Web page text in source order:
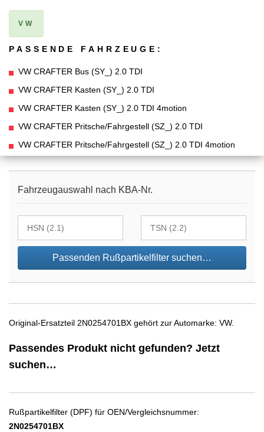
VW
PASSENDE FAHRZEUGE:
VW CRAFTER Bus (SY_) 2.0 TDI
VW CRAFTER Kasten (SY_) 2.0 TDI
VW CRAFTER Kasten (SY_) 2.0 TDI 4motion
VW CRAFTER Pritsche/Fahrgestell (SZ_) 2.0 TDI
VW CRAFTER Pritsche/Fahrgestell (SZ_) 2.0 TDI 4motion
Fahrzeugauswahl nach KBA-Nr.
Passenden Rußpartikelfilter suchen…
Original-Ersatzteil 2N0254701BX gehört zur Automarke: VW.
Passendes Produkt nicht gefunden? Jetzt
suchen…
Rußpartikelfilter (DPF) für OEN/Vergleichsnummer:
2N0254701BX